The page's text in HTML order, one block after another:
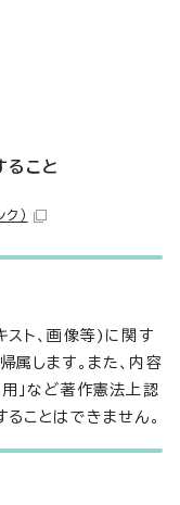
こと
）
ト、画像等)に関す
属します。また、内容
」など著作憲法上認
ことはできません。